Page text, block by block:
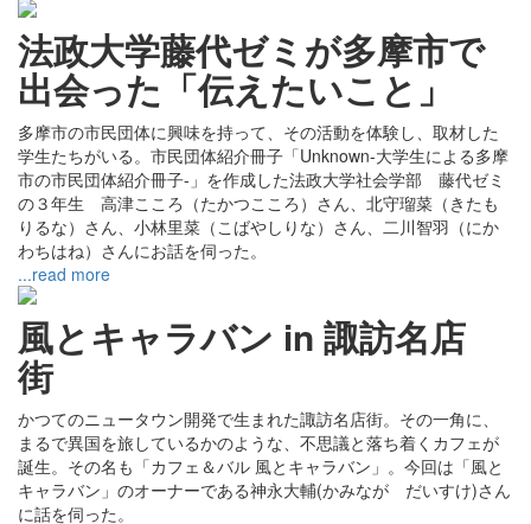
法政大学藤代ゼミが多摩市で
出会った「伝えたいこと」
多摩市の市民団体に興味を持って、その活動を体験し、取材した
学生たちがいる。市民団体紹介冊子「Unknown-大学生による多摩
市の市民団体紹介冊子-」を作成した法政大学社会学部 藤代ゼミ
の３年生 高津こころ（たかつこころ）さん、北守瑠菜（きたも
りるな）さん、小林里菜（こばやしりな）さん、二川智羽（にか
わちはね）さんにお話を伺った。
...read more
風とキャラバン in 諏訪名店
街
かつてのニュータウン開発で生まれた諏訪名店街。その一角に、
まるで異国を旅しているかのような、不思議と落ち着くカフェが
誕生。その名も「カフェ＆バル 風とキャラバン」。今回は「風と
キャラバン」のオーナーである神永大輔(かみなが だいすけ)さん
に話を伺った。